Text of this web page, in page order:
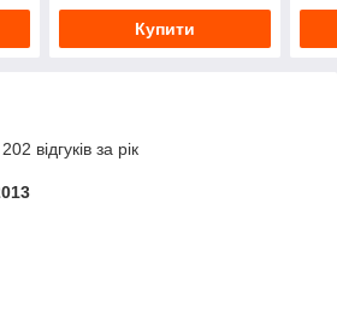
Купити
відгуків за рік